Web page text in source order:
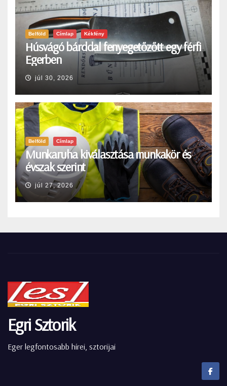
Belföld Címlap Kékfény
Húsvágó bárddal fenyegetőzőtt egy férfi
Egerben
júl 30, 2026
Belföld Címlap
Munkaruha kiválasztása munkakör és
évszak szerint
júl 27, 2026
Egri Sztorik
Eger legfontosabb hírei, sztorijai